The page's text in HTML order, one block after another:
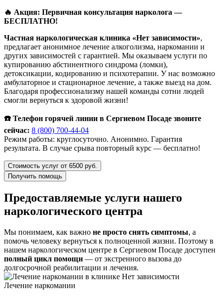
🔥 Акция: Первичная консультация нарколога —
БЕСПЛАТНО!
Частная наркологическая клиника «Нет зависимости»,
предлагает анонимное лечение алкоголизма, наркомании и
других зависимостей с гарантией. Мы оказываем услуги по
купированию абстинентного синдрома (ломки),
детоксикации, кодированию и психотерапии. У нас возможно
амбулаторное и стационарное лечение, а также выезд на дом.
Благодаря профессионализму нашей команды сотни людей
смогли вернуться к здоровой жизни!
☎️ Телефон горячей линии в Сергиевом Посаде звоните
сейчас: 8 (800) 700-44-04
Режим работы: круглосуточно. Анонимно. Гарантия
результата. В случае срыва повторный курс — бесплатно!
Стоимость услуг от 6500 руб.
Получить помощь
Предоставляемые услуги нашего
наркологического центра
Мы понимаем, как важно не просто снять симптомы, а
помочь человеку вернуться к полноценной жизни. Поэтому в
нашем наркологическом центре в Сергиевом Посаде доступен
полный цикл помощи — от экстренного вызова до
долгосрочной реабилитации и лечения.
Лечение наркомании